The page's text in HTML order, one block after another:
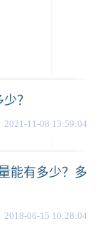
？
2021-11-08 13:59:04
能有多少？多
2018-06-15 10:28:04